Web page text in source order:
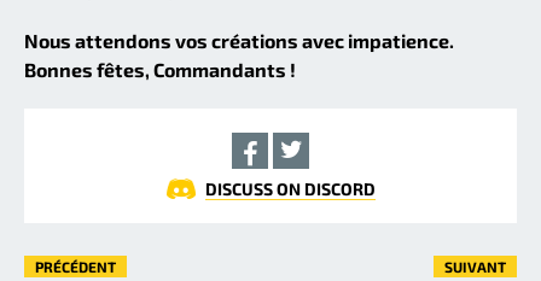
Nous attendons vos créations avec impatience.
Bonnes fêtes, Commandants !
DISCUSS ON DISCORD
PRÉCÉDENT SUIVANT